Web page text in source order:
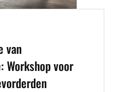
van
Workshop voor